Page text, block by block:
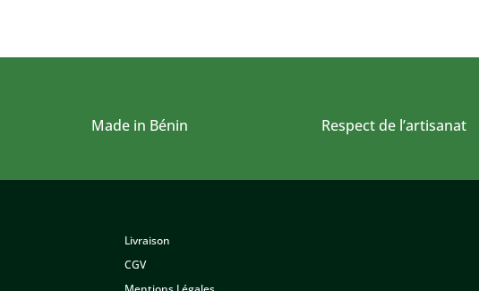
Made in Bénin Respect de l’artisanat
Livraison
CGV